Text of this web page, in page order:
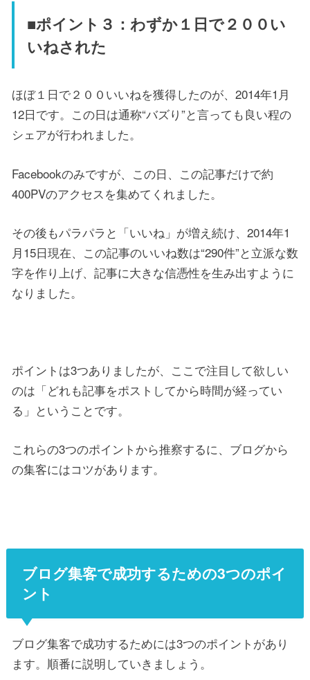
■ポイント３：わずか１日で２００い
いねされた
ほぼ１日で２００いいねを獲得したのが、2014年1月
12日です。この日は通称“バズり”と言っても良い程の
シェアが行われました。
Facebookのみですが、この日、この記事だけで約
400PVのアクセスを集めてくれました。
その後もパラパラと「いいね」が増え続け、2014年1
月15日現在、この記事のいいね数は“290件”と立派な数
字を作り上げ、記事に大きな信憑性を生み出すように
なりました。
ポイントは3つありましたが、ここで注目して欲しい
のは「どれも記事をポストしてから時間が経ってい
る」ということです。
これらの3つのポイントから推察するに、ブログから
の集客にはコツがあります。
ブログ集客で成功するための3つのポイ
ント
ブログ集客で成功するためには3つのポイントがあり
ます。順番に説明していきましょう。